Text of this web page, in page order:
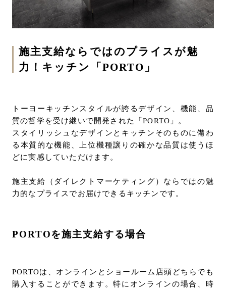
施主支給ならではのプライスが魅
力！キッチン「PORTO」
トーヨーキッチンスタイルが誇るデザイン、機能、品
質の哲学を受け継いで開発された「PORTO」。
スタイリッシュなデザインとキッチンそのものに備わ
る本質的な機能、上位機種譲りの確かな品質は使うほ
どに実感していただけます。
施主支給（ダイレクトマーケティング）ならではの魅
力的なプライスでお届けできるキッチンです。
PORTOを施主支給する場合
PORTOは、オンラインとショールーム店頭どちらでも
購入することができます。特にオンラインの場合、時